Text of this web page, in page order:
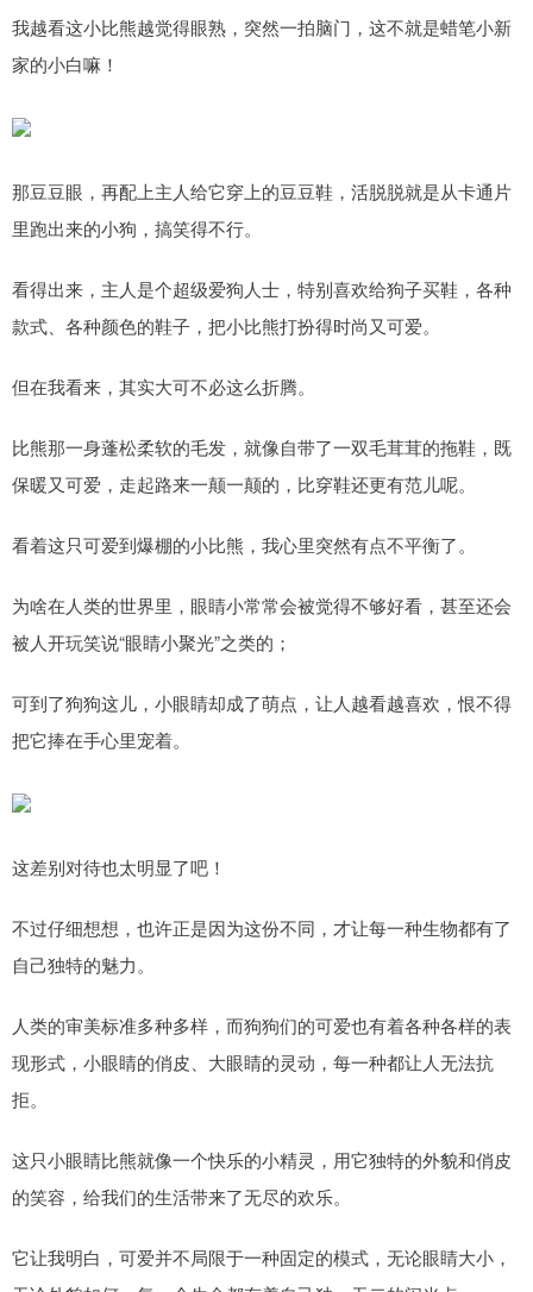
我越看这小比熊越觉得眼熟，突然一拍脑门，这不就是蜡笔小新
家的小白嘛！
那豆豆眼，再配上主人给它穿上的豆豆鞋，活脱脱就是从卡通片
里跑出来的小狗，搞笑得不行。
看得出来，主人是个超级爱狗人士，特别喜欢给狗子买鞋，各种
款式、各种颜色的鞋子，把小比熊打扮得时尚又可爱。
但在我看来，其实大可不必这么折腾。
比熊那一身蓬松柔软的毛发，就像自带了一双毛茸茸的拖鞋，既
保暖又可爱，走起路来一颠一颠的，比穿鞋还更有范儿呢。
看着这只可爱到爆棚的小比熊，我心里突然有点不平衡了。
为啥在人类的世界里，眼睛小常常会被觉得不够好看，甚至还会
被人开玩笑说“眼睛小聚光”之类的；
可到了狗狗这儿，小眼睛却成了萌点，让人越看越喜欢，恨不得
把它捧在手心里宠着。
这差别对待也太明显了吧！
不过仔细想想，也许正是因为这份不同，才让每一种生物都有了
自己独特的魅力。
人类的审美标准多种多样，而狗狗们的可爱也有着各种各样的表
现形式，小眼睛的俏皮、大眼睛的灵动，每一种都让人无法抗
拒。
这只小眼睛比熊就像一个快乐的小精灵，用它独特的外貌和俏皮
的笑容，给我们的生活带来了无尽的欢乐。
它让我明白，可爱并不局限于一种固定的模式，无论眼睛大小，